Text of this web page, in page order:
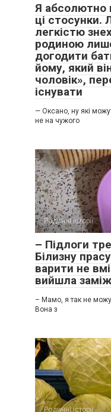
Я абсолютно
ці стосунки.
легкістю
родиною
догодити
йому, який
чоловік»,
існувати
— Оксано, ну які
не на чужого
Родинні історії
– Підлоги
Білизну
варити не
вийшла
– Мамо, я так не
Вона з
Родинні історії